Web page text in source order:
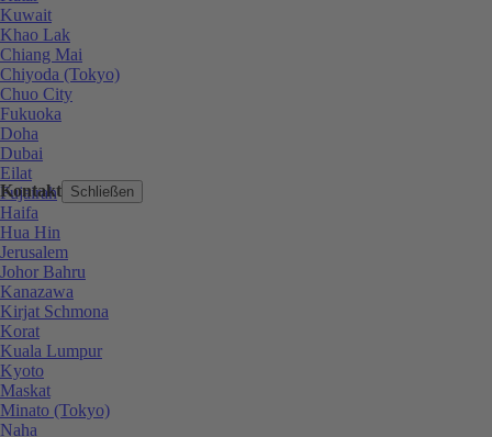
Kontakt Schließen
Kuwait
Khao Lak
Chiang Mai
Chiyoda (Tokyo)
Chuo City
Fukuoka
Doha
Dubai
Eilat
Fujairah
Haifa
Hua Hin
Jerusalem
Johor Bahru
Kanazawa
Kirjat Schmona
Korat
Kuala Lumpur
Kyoto
Maskat
Minato (Tokyo)
Naha